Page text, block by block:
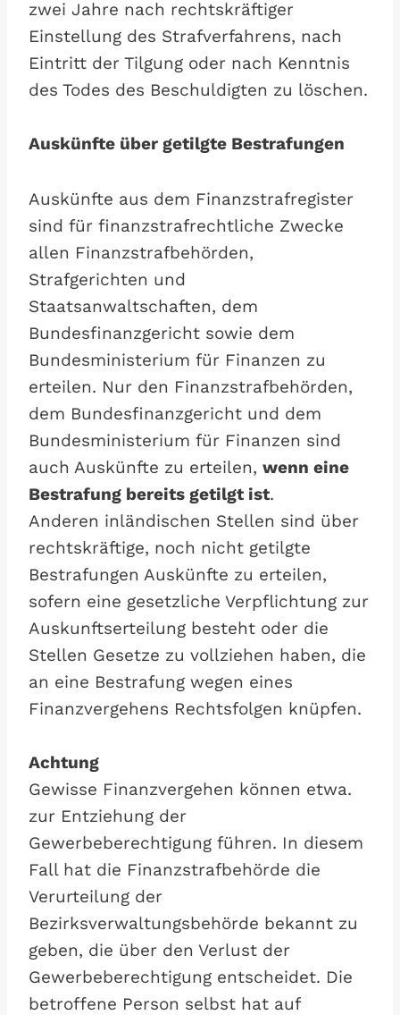
zwei Jahre nach rechtskräftiger
Einstellung des Strafverfahrens, nach
Eintritt der Tilgung oder nach Kenntnis
des Todes des Beschuldigten zu löschen.
Auskünfte über getilgte Bestrafungen
Auskünfte aus dem Finanzstrafregister
sind für finanzstrafrechtliche Zwecke
allen Finanzstrafbehörden,
Strafgerichten und
Staatsanwaltschaften, dem
Bundesfinanzgericht sowie dem
Bundesministerium für Finanzen zu
erteilen. Nur den Finanzstrafbehörden,
dem Bundesfinanzgericht und dem
Bundesministerium für Finanzen sind
auch Auskünfte zu erteilen, wenn eine
Bestrafung bereits getilgt ist.
Anderen inländischen Stellen sind über
rechtskräftige, noch nicht getilgte
Bestrafungen Auskünfte zu erteilen,
sofern eine gesetzliche Verpflichtung zur
Auskunftserteilung besteht oder die
Stellen Gesetze zu vollziehen haben, die
an eine Bestrafung wegen eines
Finanzvergehens Rechtsfolgen knüpfen.
Achtung
Gewisse Finanzvergehen können etwa.
zur Entziehung der
Gewerbeberechtigung führen. In diesem
Fall hat die Finanzstrafbehörde die
Verurteilung der
Bezirksverwaltungsbehörde bekannt zu
geben, die über den Verlust der
Gewerbeberechtigung entscheidet. Die
betroffene Person selbst hat auf